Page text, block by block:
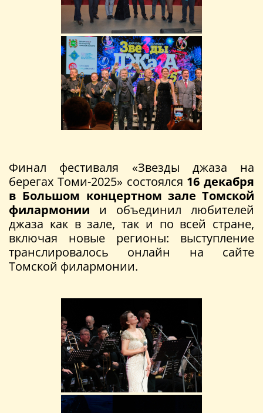
Финал фестиваля «Звезды джаза на
берегах Томи-2025» состоялся 16 декабря
в Большом концертном зале Томской
филармонии и объединил любителей
джаза как в зале, так и по всей стране,
включая новые регионы: выступление
транслировалось онлайн на сайте
Томской филармонии.